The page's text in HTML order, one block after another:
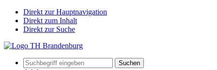
Direkt zur Hauptnavigation
Direkt zum Inhalt
Direkt zur Suche
Suchen